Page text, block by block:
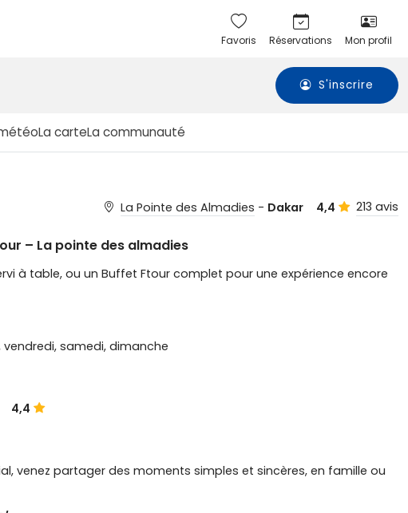
Favoris Réservations Mon profil
S'inscrire
La carteLa communauté
La Pointe des Almadies - Dakar 4,4 213 avis
– La pointe des almadies
à table, ou un Buffet Ftour complet pour une expérience encore
samedi, dimanche
4,4
venez partager des moments simples et sincères, en famille ou